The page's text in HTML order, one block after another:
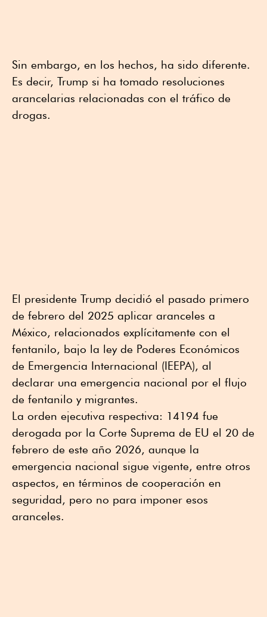
Sin embargo, en los hechos, ha sido diferente.
Es decir, Trump si ha tomado resoluciones
arancelarias relacionadas con el tráfico de
drogas.
El presidente Trump decidió el pasado primero
de febrero del 2025 aplicar aranceles a
México, relacionados explícitamente con el
fentanilo, bajo la ley de Poderes Económicos
de Emergencia Internacional (IEEPA), al
declarar una emergencia nacional por el flujo
de fentanilo y migrantes.
La orden ejecutiva respectiva: 14194 fue
derogada por la Corte Suprema de EU el 20 de
febrero de este año 2026, aunque la
emergencia nacional sigue vigente, entre otros
aspectos, en términos de cooperación en
seguridad, pero no para imponer esos
aranceles.